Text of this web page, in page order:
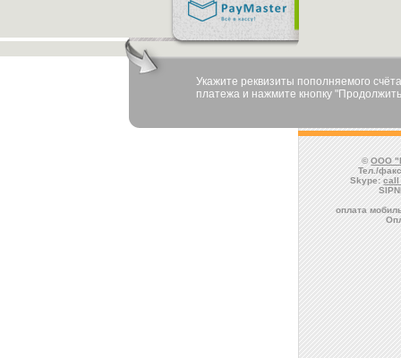
Укажите реквизиты пополняемого
платежа и нажмите кнопку
©ООО
Тел./
Skype:
оплата